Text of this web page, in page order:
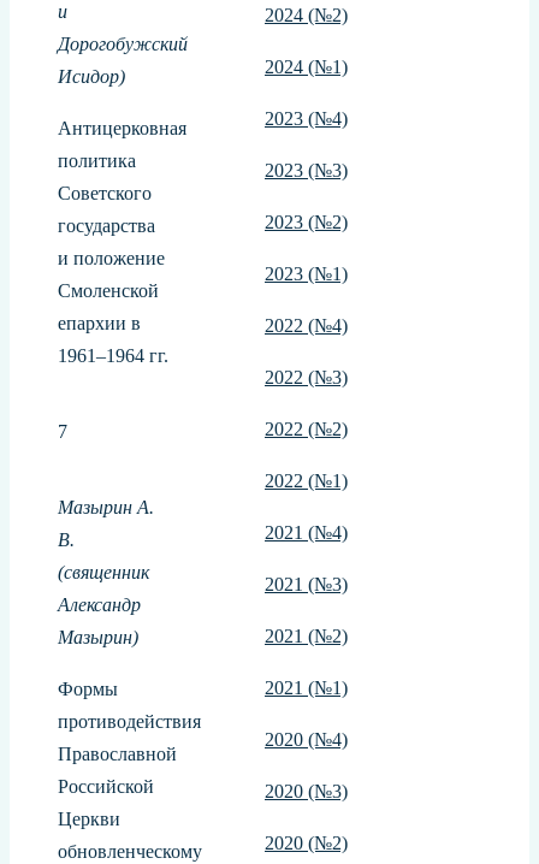
и
Дорогобужский
Исидор)
Антицерковная
политика
Советского
государства
и положение
Смоленской
епархии в
1961–1964 гг.
7
Мазырин А.
В.
(священник
Александр
Мазырин)
Формы
противодействия
Православной
Российской
Церкви
обновленческому
2024 (№2)
2024 (№1)
2023 (№4)
2023 (№3)
2023 (№2)
2023 (№1)
2022 (№4)
2022 (№3)
2022 (№2)
2022 (№1)
2021 (№4)
2021 (№3)
2021 (№2)
2021 (№1)
2020 (№4)
2020 (№3)
2020 (№2)